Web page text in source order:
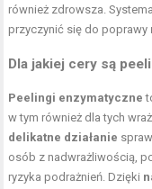
również zdrowsza.
przyczynić się do poprawy
Dla jakiej cery są
Peelingi enzymatyczne
w tym również dla tych
delikatne działanie
osób z nadwrażliwością,
ryzyka podrażnień. Dzięki